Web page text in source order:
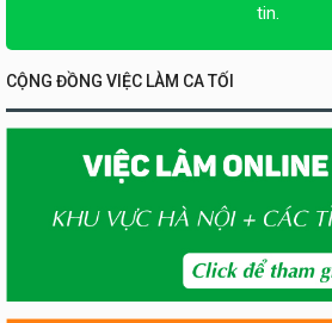
tin.
CỘNG ĐỒNG VIỆC LÀM CA TỐI